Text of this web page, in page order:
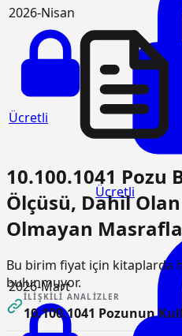
2026-Nisan
Ücretli
Ücretli
2026-Mart
10.100.1041 Pozu
Ölçüsü, Dahil
Olmayan
Bu birim fiyat için kitaplarda
bulunmuyor.
İLIŞKILI ANALIZLER
10.100.1041 Pozunun